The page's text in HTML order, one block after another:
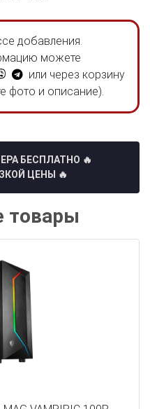
добавления.
можете
или через корзину
фото и описание).
БЕСПЛАТНО 🔥
ЦЕНЫ 🔥
товары